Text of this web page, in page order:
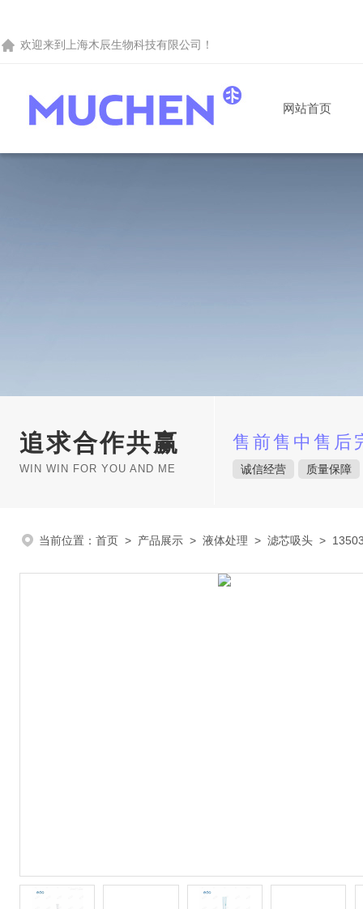
欢迎来到 上海木辰生物科技有限公司 ！
网站首页
追求合作共赢
WIN WIN FOR YOU AND ME
售前售中售后
诚信经营 质量保障
当前位置： 首页 > 产品展示 > 液体处理 > 滤芯吸头 >